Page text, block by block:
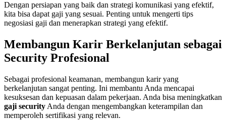
Dengan persiapan yang baik dan strategi komunikasi yang efektif,
kita bisa dapat gaji yang sesuai. Penting untuk mengerti tips
negosiasi gaji dan menerapkan strategi yang efektif.
Membangun Karir Berkelanjutan sebagai
Security Profesional
Sebagai profesional keamanan, membangun karir yang
berkelanjutan sangat penting. Ini membantu Anda mencapai
kesuksesan dan kepuasan dalam pekerjaan. Anda bisa meningkatkan
gaji security Anda dengan mengembangkan keterampilan dan
memperoleh sertifikasi yang relevan.